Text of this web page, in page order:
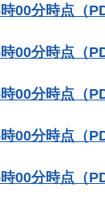
00分時点（
00分時点（
00分時点（
00分時点（
00分時点（